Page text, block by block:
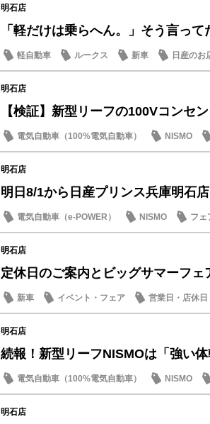
明石店
「軽だけは乗らへん。」そう言っ
軽自動車 ルークス 新車 日産のお
明石店
【検証】新型リーフの100Vコンセ
電気自動車（100%電気自動車）
NISMO
SDGs
明石店
明日8/1から日産プリンス兵庫明石
電気自動車（e-POWER） NISMO フェ
明石店
定休日のご案内とビッグサマーフェ
新車 イベント・フェア 営業日・店休日
明石店
続報！新型リーフNISMOは「強い
電気自動車（100%電気自動車）
NISMO
試乗車・展示車
明石店